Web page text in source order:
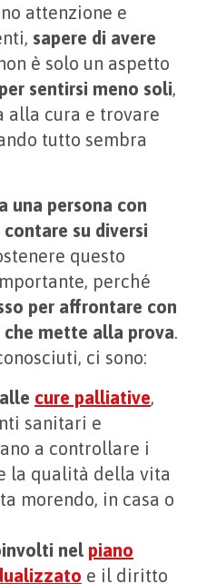
attenzione e
sapere di avere
è solo un aspetto
sentirsi meno soli,
alla cura e trovare
tutto sembra
una persona con
su diversi
questo
perché
per affrontare con
che mette alla prova.
ci sono:
cure palliative,
sanitari e
a controllare i
la qualità della vita
morendo, in casa o
nel piano
e il diritto